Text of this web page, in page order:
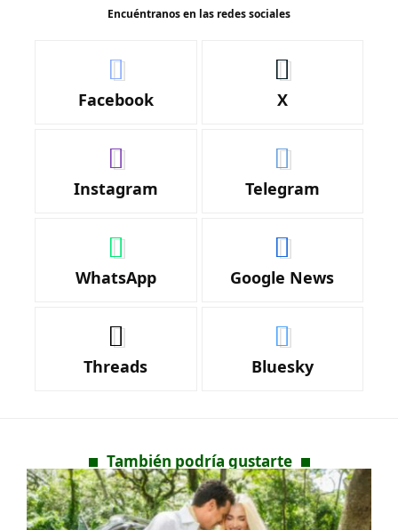
Encuéntranos en las redes sociales
Facebook X
Instagram Telegram
WhatsApp Google News
Threads Bluesky
También podría gustarte